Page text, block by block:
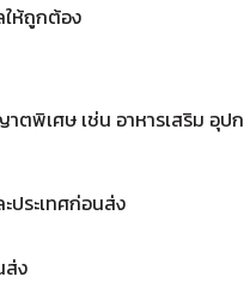
ห้ถูกต้อง
ตพิเศษ เช่น อาหารเสริม
ประเทศก่อนส่ง
ส่ง